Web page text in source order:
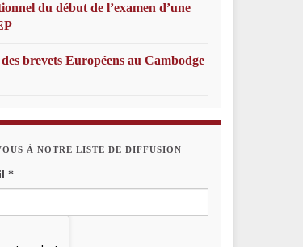
du début de l’examen d’une
brevets Européens au Cambodge
À NOTRE LISTE DE DIFFUSION
*